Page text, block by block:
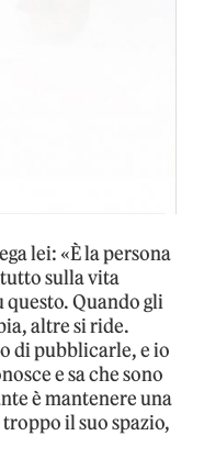
lei: «È la persona
sulla vita
questo. Quando gli
altre si ride.
di pubblicarle, e io
e sa che sono
è mantenere una
il suo spazio,